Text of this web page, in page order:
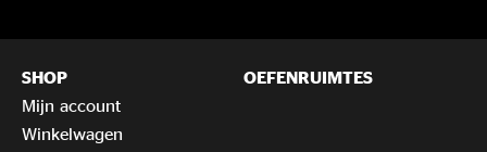
SHOP
Mijn account
Winkelwagen
OEFENRUIMTES